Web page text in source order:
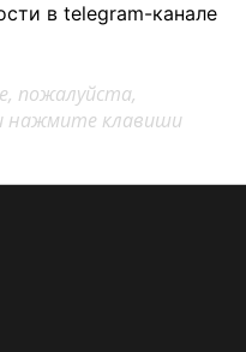
в telegram-канале
пожалуйста,
нажмите клавиши